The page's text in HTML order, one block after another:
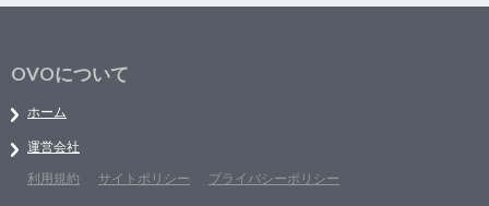
OVOについて
ホーム
運営会社
利用規約
サイトポリシー プライバシーポリシー